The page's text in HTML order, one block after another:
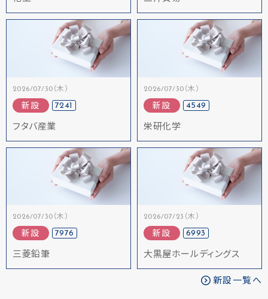
2026/07/30（木）
新設 7241
フタバ産業
2026/07/30（木）
新設 4549
栄研化学
2026/07/30（木）
新設 7976
三菱鉛筆
2026/07/23（木）
新設 6993
大黒屋ホールディングス
新設一覧へ